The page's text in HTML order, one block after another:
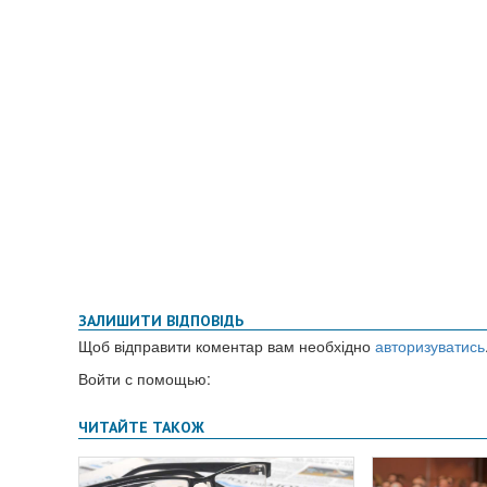
ЗАЛИШИТИ ВІДПОВІДЬ
Щоб відправити коментар вам необхідно авторизуватись
Войти с помощью: